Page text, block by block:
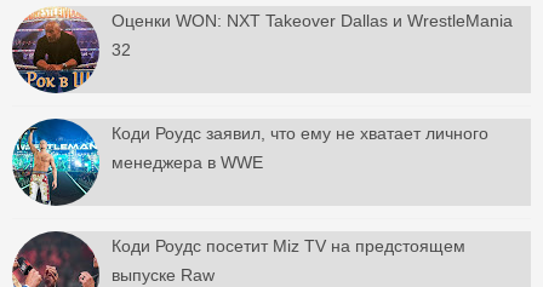
Оценки WON: NXT Takeover Dallas и WrestleMania
32
Коди Роудс заявил, что ему не хватает личного
менеджера в WWE
Коди Роудс посетит Miz TV на предстоящем
выпуске Raw